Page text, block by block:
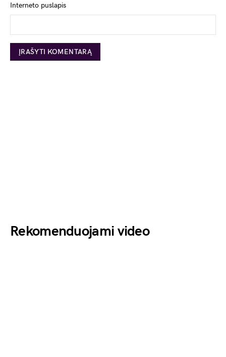
Interneto puslapis
Rekomenduojami video